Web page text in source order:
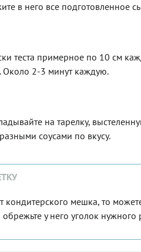
в него все подготовленное
теста примерное по 10 см
Около 2-3 минут каждую.
на тарелку,
соусами по вкусу.
кондитерского мешка, то
у него уголок нужного